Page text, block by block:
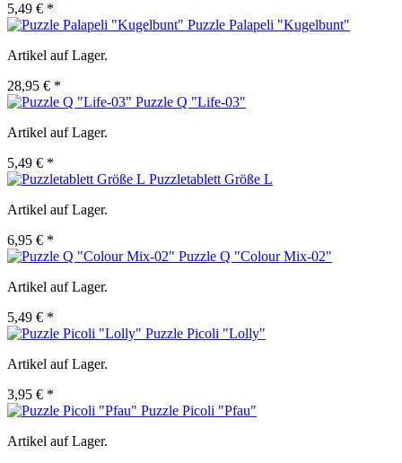
5,49 € *
Puzzle Palapeli "Kugelbunt"
Artikel auf Lager.
28,95 € *
Puzzle Q "Life-03"
Artikel auf Lager.
5,49 € *
Puzzletablett Größe L
Artikel auf Lager.
6,95 € *
Puzzle Q "Colour Mix-02"
Artikel auf Lager.
5,49 € *
Puzzle Picoli "Lolly"
Artikel auf Lager.
3,95 € *
Puzzle Picoli "Pfau"
Artikel auf Lager.